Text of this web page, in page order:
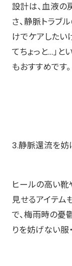
設計は、血液の
さ、静脈トラブ
けでケアしたい
てちょっと…」
もおすすめです。
3.静脈還流を妨
ヒールの高い靴
見せるアイテム
で、梅雨時の憂
りを妨げない服